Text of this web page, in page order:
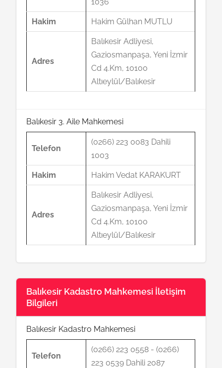
Hakim Hakim Gülhan MUTLU
Adres
Balıkesir Adliyesi,
Gaziosmanpaşa, Yeni İzmir
Cd 4.Km, 10100
Altıeylül/Balıkesir
Balıkesir 3. Aile Mahkemesi
Telefon
(0266) 223 0083 Dahili
1003
Hakim Hakim Vedat KARAKURT
Adres
Balıkesir Adliyesi,
Gaziosmanpaşa, Yeni İzmir
Cd 4.Km, 10100
Altıeylül/Balıkesir
Balıkesir Kadastro Mahkemesi İletişim
Bilgileri
Balıkesir Kadastro Mahkemesi
Telefon
(0266) 223 0558 - (0266)
223 0539 Dahili 2087